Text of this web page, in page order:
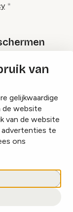
van
gelijkwaardige
de website
van de website
te
ons